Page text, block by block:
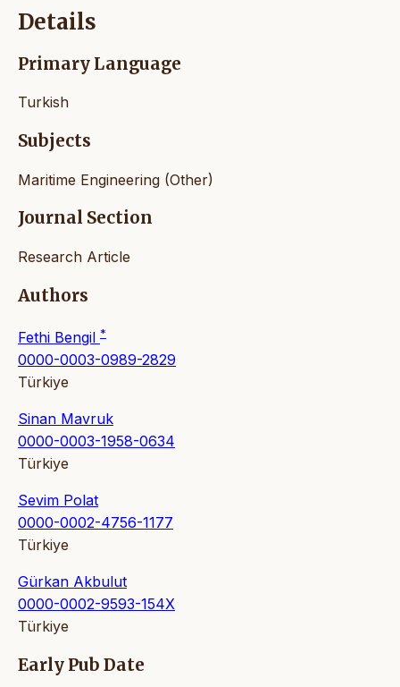
Details
Primary Language
Turkish
Subjects
Maritime Engineering (Other)
Journal Section
Research Article
Authors
Fethi Bengil *
0000-0003-0989-2829
Türkiye
Sinan Mavruk
0000-0003-1958-0634
Türkiye
Sevim Polat
0000-0002-4756-1177
Türkiye
Gürkan Akbulut
0000-0002-9593-154X
Türkiye
Early Pub Date